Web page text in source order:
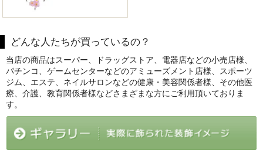
どんな人たちが買っているの？
当店の商品はスーパー、ドラッグストア、電器店などの小売店様、
パチンコ、ゲームセンターなどのアミューズメント店様、スポーツ
ジム、エステ、ネイルサロンなどの健康・美容関係者様、その他医
療、介護、教育関係者様などさまざまな方にご利用頂いておりま
す。